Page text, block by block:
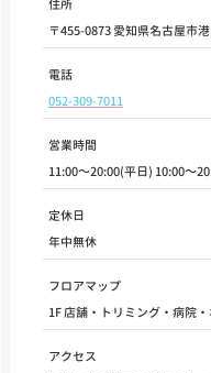
住所
〒455-0873 愛知県名古屋市
電話
052-309-7011
営業時間
11:00～20:00(平日) 10:00～
定休日
年中無休
フロアマップ
1F 店舗・トリミング・病院
アクセス